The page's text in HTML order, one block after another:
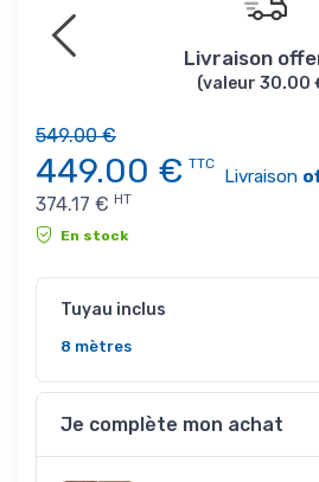
Livraison
(valeur 30.00
549.00 €
449.00 € TTC
Livraison
374.17 € HT
En stock
Tuyau inclus
8 mètres
Je complète mon achat